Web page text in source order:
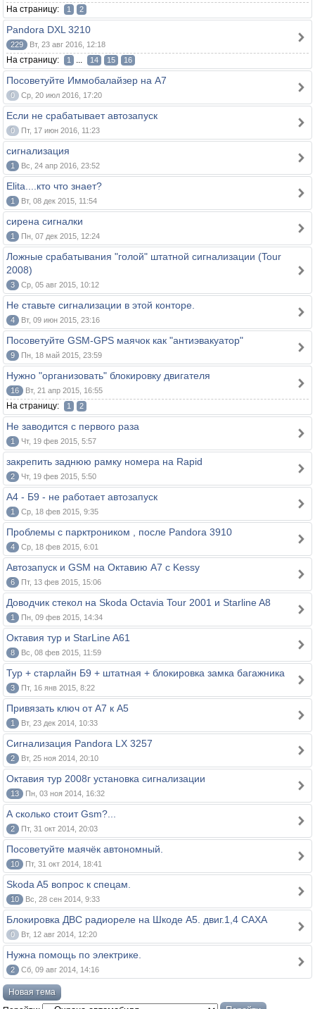
На страницу: 1 2
Pandora DXL 3210
229 Вт, 23 авг 2016, 12:18
На страницу: 1 ... 14 15 16
Посоветуйте Иммобалайзер на А7
0 Ср, 20 июл 2016, 17:20
Если не срабатывает автозапуск
0 Пт, 17 июн 2016, 11:23
сигнализация
1 Вс, 24 апр 2016, 23:52
Elita....кто что знает?
1 Вт, 08 дек 2015, 11:54
сирена сигналки
1 Пн, 07 дек 2015, 12:24
Ложные срабатывания "голой" штатной сигнализации (Tour
2008)
3 Ср, 05 авг 2015, 10:12
Не ставьте сигнализации в этой конторе.
4 Вт, 09 июн 2015, 23:16
Посоветуйте GSM-GPS маячок как "антиэвакуатор"
9 Пн, 18 май 2015, 23:59
Нужно "организовать" блокировку двигателя
16 Вт, 21 апр 2015, 16:55
На страницу: 1 2
Не заводится с первого раза
1 Чт, 19 фев 2015, 5:57
закрепить заднюю рамку номера на Rapid
2 Чт, 19 фев 2015, 5:50
А4 - Б9 - не работает автозапуск
1 Ср, 18 фев 2015, 9:35
Проблемы с парктроником , после Pandora 3910
4 Ср, 18 фев 2015, 6:01
Автозапуск и GSM на Октавию А7 с Kessy
6 Пт, 13 фев 2015, 15:06
Доводчик стекол на Skoda Octavia Tour 2001 и Starline A8
1 Пн, 09 фев 2015, 14:34
Октавия тур и StarLine A61
8 Вс, 08 фев 2015, 11:59
Тур + старлайн Б9 + штатная + блокировка замка багажника
3 Пт, 16 янв 2015, 8:22
Привязать ключ от A7 к A5
1 Вт, 23 дек 2014, 10:33
Сигнализация Pandora LX 3257
2 Вт, 25 ноя 2014, 20:10
Октавия тур 2008г установка сигнализации
13 Пн, 03 ноя 2014, 16:32
А сколько стоит Gsm?...
2 Пт, 31 окт 2014, 20:03
Посоветуйте маячёк автономный.
10 Пт, 31 окт 2014, 18:41
Skoda A5 вопрос к спецам.
10 Вс, 28 сен 2014, 9:33
Блокировка ДВС радиореле на Шкоде A5. двиг.1,4 САХА
0 Вт, 12 авг 2014, 12:20
Нужна помощь по электрике.
2 Сб, 09 авг 2014, 14:16
Новая тема